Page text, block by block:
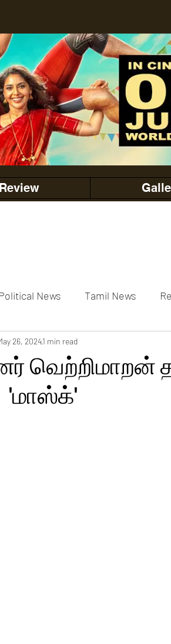
Review
News Tamil News
Gallery Events Gallery
வெற்றிமாறன்
'மாஸ்க்'
26, 20241 min read